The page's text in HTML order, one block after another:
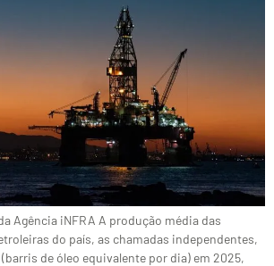
Agência iNFRA A produção média das
do país, as chamadas independentes,
de óleo equivalente por dia) em 2025,